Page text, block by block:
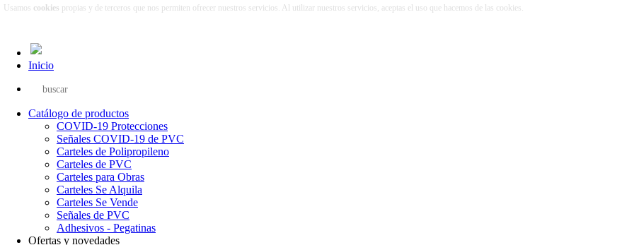
Inicio
Catálogo de productos
COVID-19 Protecciones
Señales COVID-19 de PVC
Carteles de Polipropileno
Carteles de PVC
Carteles para Obras
Carteles Se Alquila
Carteles Se Vende
Señales de PVC
Adhesivos - Pegatinas
Ofertas y novedades
Usamos cookies propias y de terceros que nos permiten ofrecer nuestros servicios. Al utilizar nuestros servicios, aceptas el uso que hacemos de las cookies.